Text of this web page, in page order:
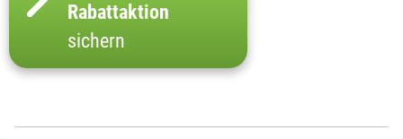
Rabattaktion
sichern